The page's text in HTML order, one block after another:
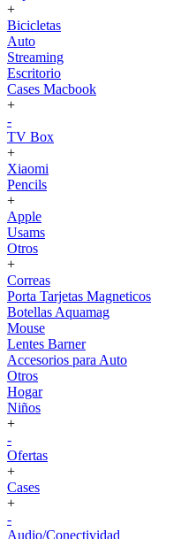
+
Bicicletas
Auto
Streaming
Escritorio
Cases Macbook
+
-
TV Box
+
Xiaomi
Pencils
+
Apple
Usams
Otros
+
Correas
Porta Tarjetas Magneticos
Botellas Aquamag
Mouse
Lentes Barner
Accesorios para Auto
Otros
Hogar
Niños
+
-
Ofertas
+
Cases
+
-
Audio/Conectividad